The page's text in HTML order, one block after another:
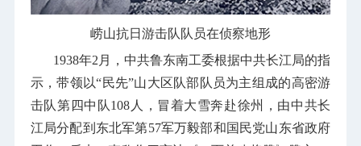
崂山抗日游击队队员在侦察地形
1938年2月，中共鲁东南工委根据中共长江局的指
示，带领以“民先”山大区队部队员为主组成的高密游
击队第四中队108人，冒着大雪奔赴徐州，由中共长
江局分配到东北军第57军万毅部和国民党山东省政府